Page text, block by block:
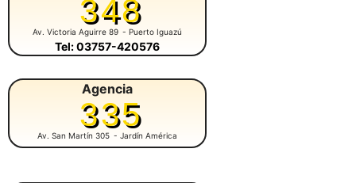
348
Av. Victoria Aguirre 89 - Puerto Iguazú
Tel: 03757-420576
Agencia
335
Av. San Martín 305 - Jardín América